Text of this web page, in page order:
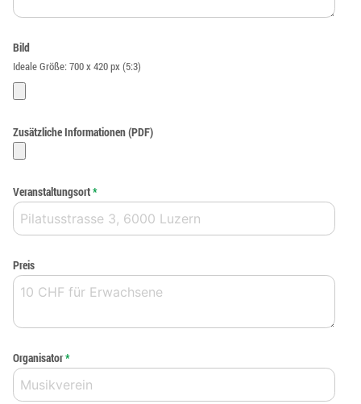
Bild
Ideale Größe: 700 x 420 px (5:3)
Zusätzliche Informationen (PDF)
Veranstaltungsort*
Preis
Organisator*